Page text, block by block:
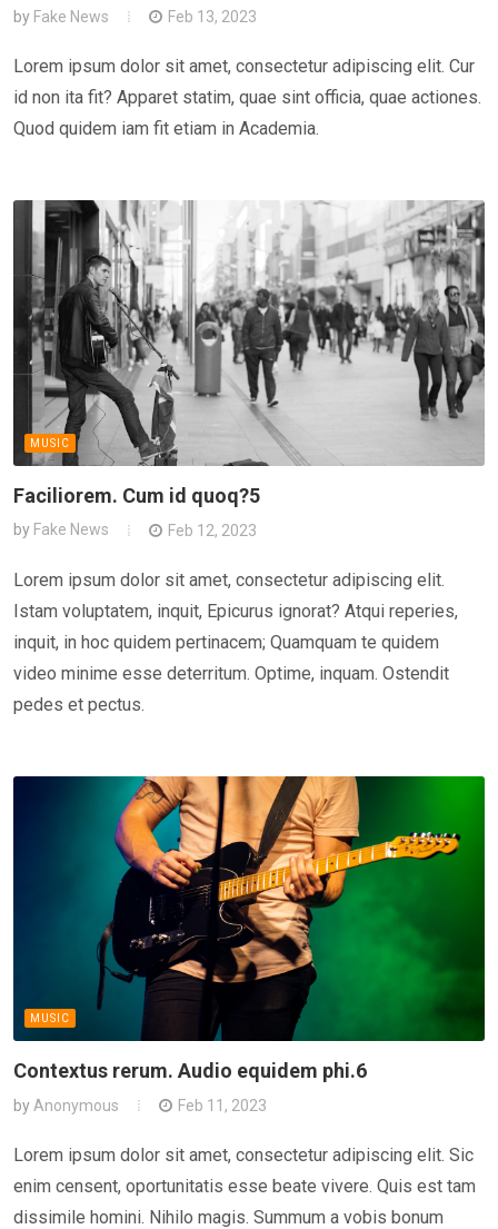
by Fake News Feb 13, 2023
Lorem ipsum dolor sit amet, consectetur adipiscing elit. Cur
id non ita fit? Apparet statim, quae sint officia, quae actiones.
Quod quidem iam fit etiam in Academia.
MUSIC
Faciliorem. Cum id quoq?5
by Fake News Feb 12, 2023
Lorem ipsum dolor sit amet, consectetur adipiscing elit.
Istam voluptatem, inquit, Epicurus ignorat? Atqui reperies,
inquit, in hoc quidem pertinacem; Quamquam te quidem
video minime esse deterritum. Optime, inquam. Ostendit
pedes et pectus.
MUSIC
Contextus rerum. Audio equidem phi.6
by Anonymous Feb 11, 2023
Lorem ipsum dolor sit amet, consectetur adipiscing elit. Sic
enim censent, oportunitatis esse beate vivere. Quis est tam
dissimile homini. Nihilo magis. Summum a vobis bonum